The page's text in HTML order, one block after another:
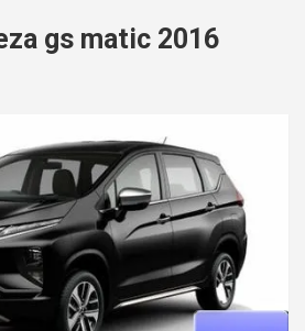
gs matic 2016